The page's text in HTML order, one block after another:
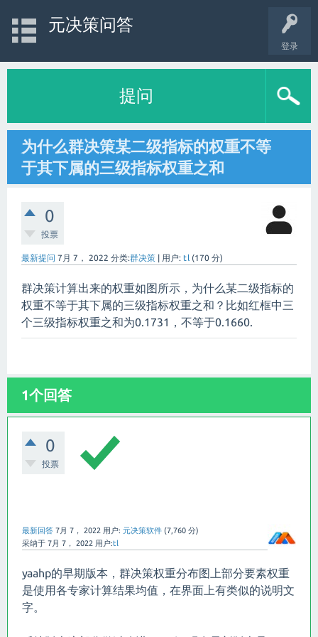
登录
元决策问答
提问
为什么群决策某二级指标的权重不等
于其下属的三级指标权重之和
0
投票
最新提问 7月 7， 2022 分类:群决策 | 用户: tl (170 分)
群决策计算出来的权重如图所示，为什么某二级指标的
权重不等于其下属的三级指标权重之和？比如红框中三
个三级指标权重之和为0.1731，不等于0.1660.
1个回答
0
投票
最新回答 7月 7， 2022 用户: 元决策软件 (7,760 分)
采纳于 7月 7， 2022 用户:tl
yaahp的早期版本，群决策权重分布图上部分要素权重
是使用各专家计算结果均值，在界面上有类似的说明文
字。